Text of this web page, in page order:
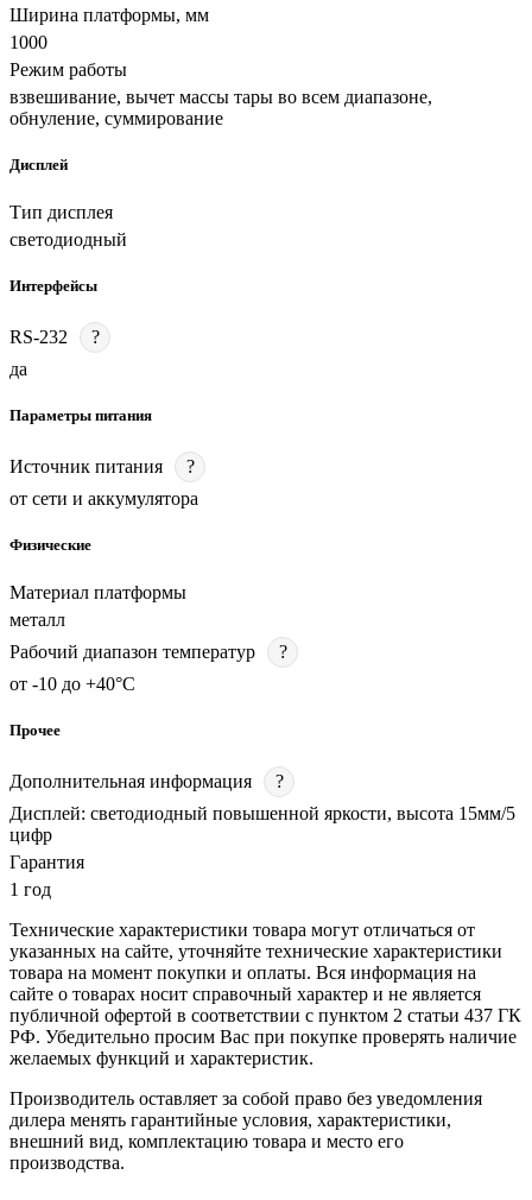
Ширина платформы, мм
1000
Режим работы
взвешивание, вычет массы тары во всем диапазоне,
обнуление, суммирование
Дисплей
Тип дисплея
светодиодный
Интерфейсы
RS-232
?
да
Параметры питания
Источник питания
?
от сети и аккумулятора
Физические
Материал платформы
металл
Рабочий диапазон температур
?
от -10 до +40°C
Прочее
Дополнительная информация
?
Дисплей: светодиодный повышенной яркости, высота 15мм/5
цифр
Гарантия
1 год
Технические характеристики товара могут отличаться от
указанных на сайте, уточняйте технические характеристики
товара на момент покупки и оплаты. Вся информация на
сайте о товарах носит справочный характер и не является
публичной офертой в соответствии с пунктом 2 статьи 437 ГК
РФ. Убедительно просим Вас при покупке проверять наличие
желаемых функций и характеристик.
Производитель оставляет за собой право без уведомления
дилера менять гарантийные условия, характеристики,
внешний вид, комплектацию товара и место его
производства.